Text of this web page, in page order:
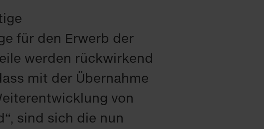
für den Erwerb der
werden rückwirkend
mit der Übernahme
von
sind sich die nun